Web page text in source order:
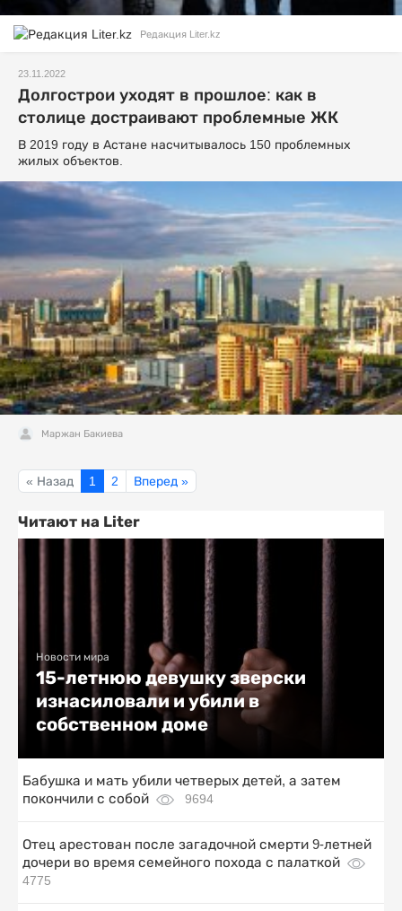
Редакция Liter.kz
23.11.2022
Долгострои уходят в прошлое: как в
столице достраивают проблемные ЖК
В 2019 году в Астане насчитывалось 150 проблемных
жилых объектов.
Маржан Бакиева
« Назад 1 2 Вперед »
Читают на Liter
Новости мира
15-летнюю девушку зверски
изнасиловали и убили в
собственном доме
Бабушка и мать убили четверых детей, а затем
покончили с собой
9694
Отец арестован после загадочной смерти 9-летней
дочери во время семейного похода с палаткой
4775